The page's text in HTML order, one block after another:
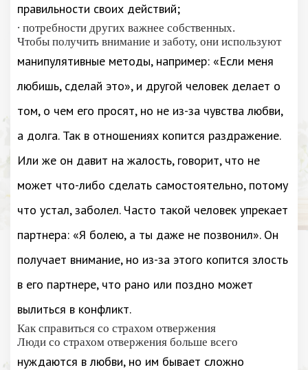
правильности своих действий;
∙ потребности других важнее собственных.
Чтобы получить внимание и заботу, они используют
манипулятивные методы, например: «Если меня
любишь, сделай это», и другой человек делает о
том, о чем его просят, но не из-за чувства любви,
а долга. Так в отношениях копится раздражение.
Или же он давит на жалость, говорит, что не
может что-либо сделать самостоятельно, потому
что устал, заболел. Часто такой человек упрекает
партнера: «Я болею, а ты даже не позвонил». Он
получает внимание, но из-за этого копится злость
в его партнере, что рано или поздно может
вылиться в конфликт.
Как справиться со страхом отвержения
Люди со страхом отвержения больше всего
нуждаются в любви, но им бывает сложно